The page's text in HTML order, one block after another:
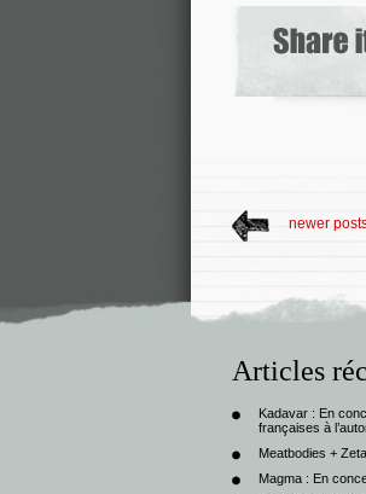
newer
Articles
Kadavar : En
françaises à
Meatbodies +
Magma : En